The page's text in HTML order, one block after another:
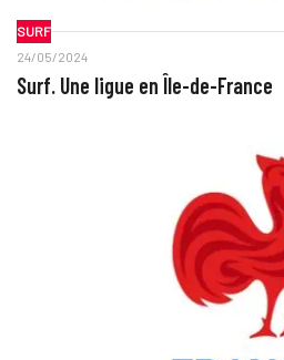
SURF
24/05/2024
Surf. Une ligue en Île-de-France